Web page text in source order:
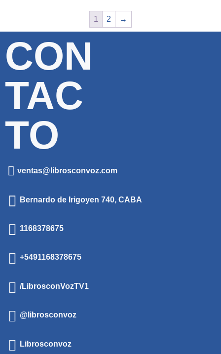
1 2 →
CON
TAC
TO
ventas@librosconvoz.com
Bernardo de Irigoyen 740, CABA
1168378675
+5491168378675
/LibrosconVozTV1
@librosconvoz
Librosconvoz